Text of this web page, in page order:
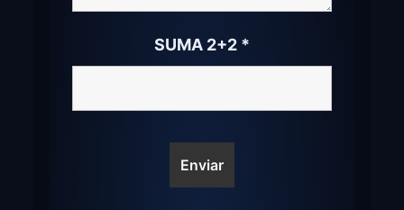
SUMA 2+2 *